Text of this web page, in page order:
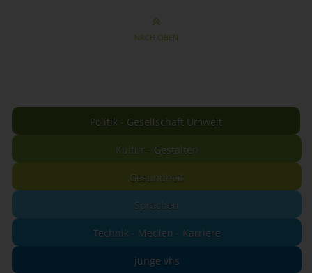
NACH OBEN
Politik - Gesellschaft Umwelt
Kultur - Gestalten
Gesundheit
Sprachen
Technik - Medien - Karriere
junge vhs